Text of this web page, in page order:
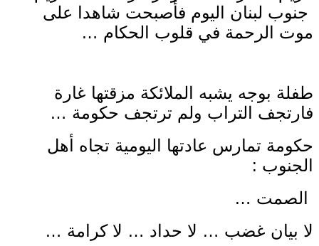
جنوب لبنان اليوم فأصبحت شاهدا على
موت الرحمة في قلوب الحكام …
طفلة بوجه يشبه الملائكة مزقتها غارة
فارتجف التراب ولم ترتجف حكومة …
حكومة تمارس عادتها اليومية تجاه أهل
الجنوب :
الصمت …
لا بيان غضب … لا حداد … لا كرامة …